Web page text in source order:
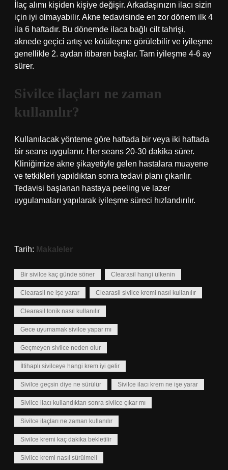
İlaç alımı kişiden kişiye değişir. Arkadaşınızın ilacı sizin
için iyi olmayabilir. Akne tedavisinde en zor dönem ilk 4
ila 6 haftadır. Bu dönemde ilaca bağlı cilt tahrişi,
aknede geçici artış ve kötüleşme görülebilir ve iyileşme
genellikle 2. aydan itibaren başlar. Tam iyileşme 4-6 ay
sürer.
Sivilce ilaçları ne zaman
kullanılır?
Kullanılacak yönteme göre haftada bir veya iki haftada
bir seans uygulanır. Her seans 20-30 dakika sürer.
Kliniğimize akne şikayetiyle gelen hastalara muayene
ve tetkikleri yapıldıktan sonra tedavi planı çıkarılır.
Tedavisi başlanan hastaya peeling ve lazer
uygulamaları yapılarak iyileşme süreci hızlandırılır.
Tarih: Makaleler
Bir sivilce kaç günde söner Clearasil hangi ülkenin
Clearasil ne işe yarar Clearasil sivilce kremi nasıl kullanılır
Clearasil tonik nasıl kullanılır
Gece uyumamak sivilce yapar mı
Geçmeyen sivilce neden olur
İltihaplı sivilceye hangi krem iyi gelir
Sivilce geçsin diye ne sürülür Sivilce ilacı krem ne işe yarar
Sivilce ilacı kullandıktan sonra sivilce çıkar mı
Sivilce ilaçları ne zaman kullanılır
Sivilce kremi kaç dakika bekletilir
Sivilce kremi nasıl sürülmeli